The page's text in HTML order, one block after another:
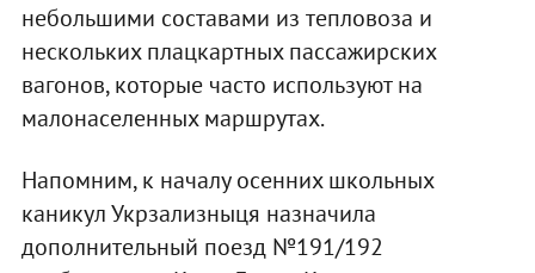
небольшими составами из тепловоза и
нескольких плацкартных пассажирских
вагонов, которые часто используют на
малонаселенных маршрутах.
Напомним, к началу осенних школьных
каникул Укрзализныця назначила
дополнительный поезд №191/192